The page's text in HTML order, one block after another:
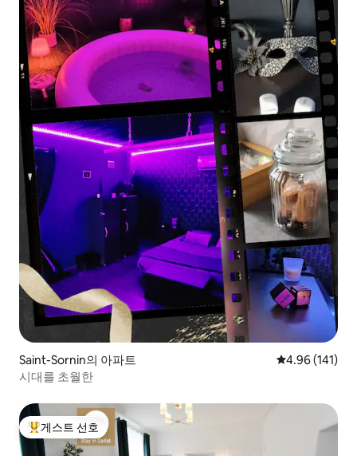
Saint-Sornin의 아파트 평점 4.96점(5
4.96 (141)
시대를 초월한
상위 게스트 선호
게스트 선호